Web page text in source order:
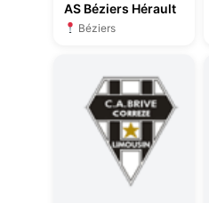
AS Béziers Hérault
Béziers